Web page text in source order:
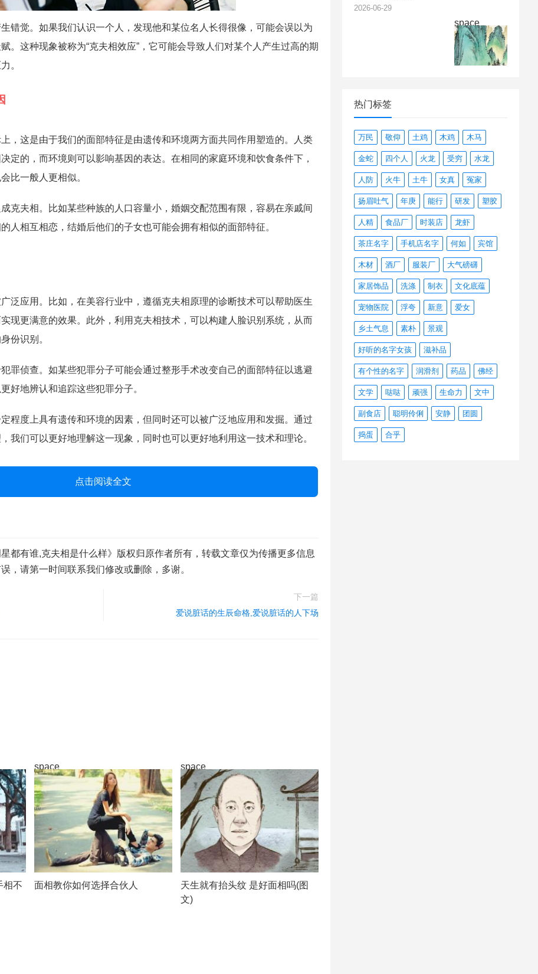
错觉。如果我们认识一个人，发现他和某位名人长得很像，可能会误以为
。这种现象被称为“克夫相效应”，它可能会导致人们对某个人产生过高的期
。
，这是由于我们的面部特征是由遗传和环境两方面共同作用塑造的。人类
定的，而环境则可以影响基因的表达。在相同的家庭环境和饮食条件下，
比一般人更相似。
克夫相。比如某些种族的人口容量小，婚姻交配范围有限，容易在亲戚间
人相互相恋，结婚后他们的子女也可能会拥有相似的面部特征。
泛应用。比如，在美容行业中，遵循克夫相原理的诊断技术可以帮助医生
现更满意的效果。此外，利用克夫相技术，可以构建人脸识别系统，从而
份识别。
罪侦查。如某些犯罪分子可能会通过整形手术改变自己的面部特征以逃避
好地辨认和追踪这些犯罪分子。
程度上具有遗传和环境的因素，但同时还可以被广泛地应用和发掘。通过
我们可以更好地理解这一现象，同时也可以更好地利用这一技术和理论。
点击阅读全文
都有谁,克夫相是什么样》版权归原作者所有，转载文章仅为传播更多信息
，请第一时间联系我们修改或删除，多谢。
下一篇
爱说脏话的生辰命格,爱说脏话的人下场
相不
space
面相教你如何选择合伙人
space
天生就有抬头纹 是好面相吗(图
文)
space
2026-06-29
热门标签
万民 敬仰 土鸡 木鸡 木马
金蛇 四个人 火龙 受穷 水龙
人防 火牛 土牛 女真 冤家
扬眉吐气 年庚 能行 研发 塑胶
人精 食品厂 时装店 龙虾
茶庄名字 手机店名字 何如 宾馆
木材 酒厂 服装厂 大气磅礴
家居饰品 洗涤 制衣 文化底蕴
宠物医院 浮夸 新意 爱女
乡土气息 素朴 景观
好听的名字女孩 滋补品
有个性的名字 润滑剂 药品 佛经
文学 哒哒 顽强 生命力 文中
副食店 聪明伶俐 安静 团圆
捣蛋 合乎